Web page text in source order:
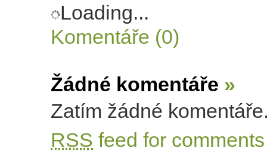
Loading...
Komentáře (0)
Žádné komentáře »
Zatím žádné
RSS feed for